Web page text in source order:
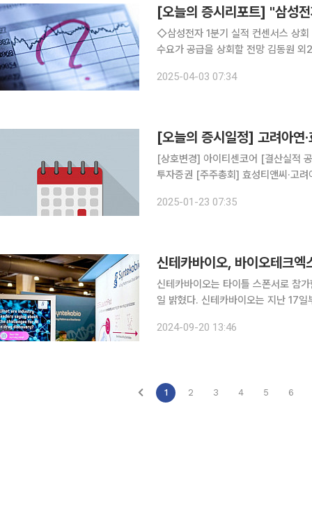
◇삼성전자 1분기 실적 컨센서스 상
수요가 공급을 상회할 전망 김동원 외2 KB증권 ◇신테카바이오 데이터센터
스템 고도화 DeepMatcher 계약 체
2025-04-03 07:34
[오늘의 증시일정] 고려아연
[상호변경] 아이티센코어 [결산실적
투자증권 [주주총회] 효성티앤씨·고려
2025-01-23 07:35
신테카바이오, 바이오테크
신테카바이오는 타이틀 스폰서로 참
일 밝혔다. 신테카바이오는 지난 17일부터 18일까지 미국 펜실베니아에서 개최된 ‘바이오테크엑스
바이오는 타이틀 스폰서로서 스폰서
2024-09-20 13:46
1 2 3 4 5 6